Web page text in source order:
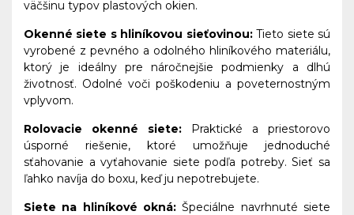
väčšinu typov plastových okien.
Okenné siete s hliníkovou sieťovinou:Tieto siete sú
vyrobené z pevného a odolného hliníkového materiálu,
ktorý je ideálny pre náročnejšie podmienky a dlhú
životnosť. Odolné voči poškodeniu a poveternostným
vplyvom.
Rolovacie okenné siete: Praktické a priestorovo
úsporné riešenie, ktoré umožňuje jednoduché
sťahovanie a vyťahovanie siete podľa potreby. Sieť sa
ľahko navíja do boxu, keď ju nepotrebujete.
Siete na hliníkové okná: Špeciálne navrhnuté siete